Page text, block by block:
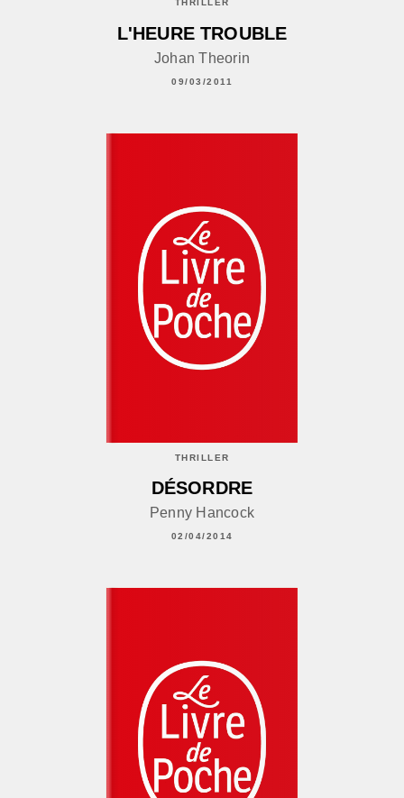
THRILLER
L'HEURE TROUBLE
Johan Theorin
09/03/2011
THRILLER
DÉSORDRE
Penny Hancock
02/04/2014